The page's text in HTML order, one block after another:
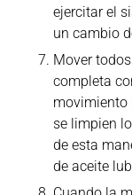
ejercitar el
un cambio
Mover
completa
movimiento
se limpien
de esta
de aceite